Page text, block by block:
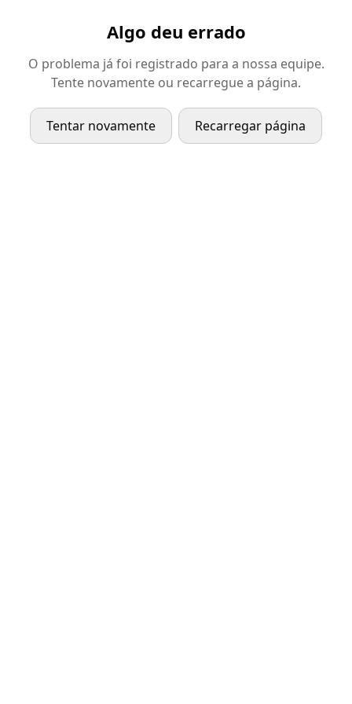
Algo deu errado
O problema já foi registrado para a nossa equipe.
Tente novamente ou recarregue a página.
Tentar novamente Recarregar página